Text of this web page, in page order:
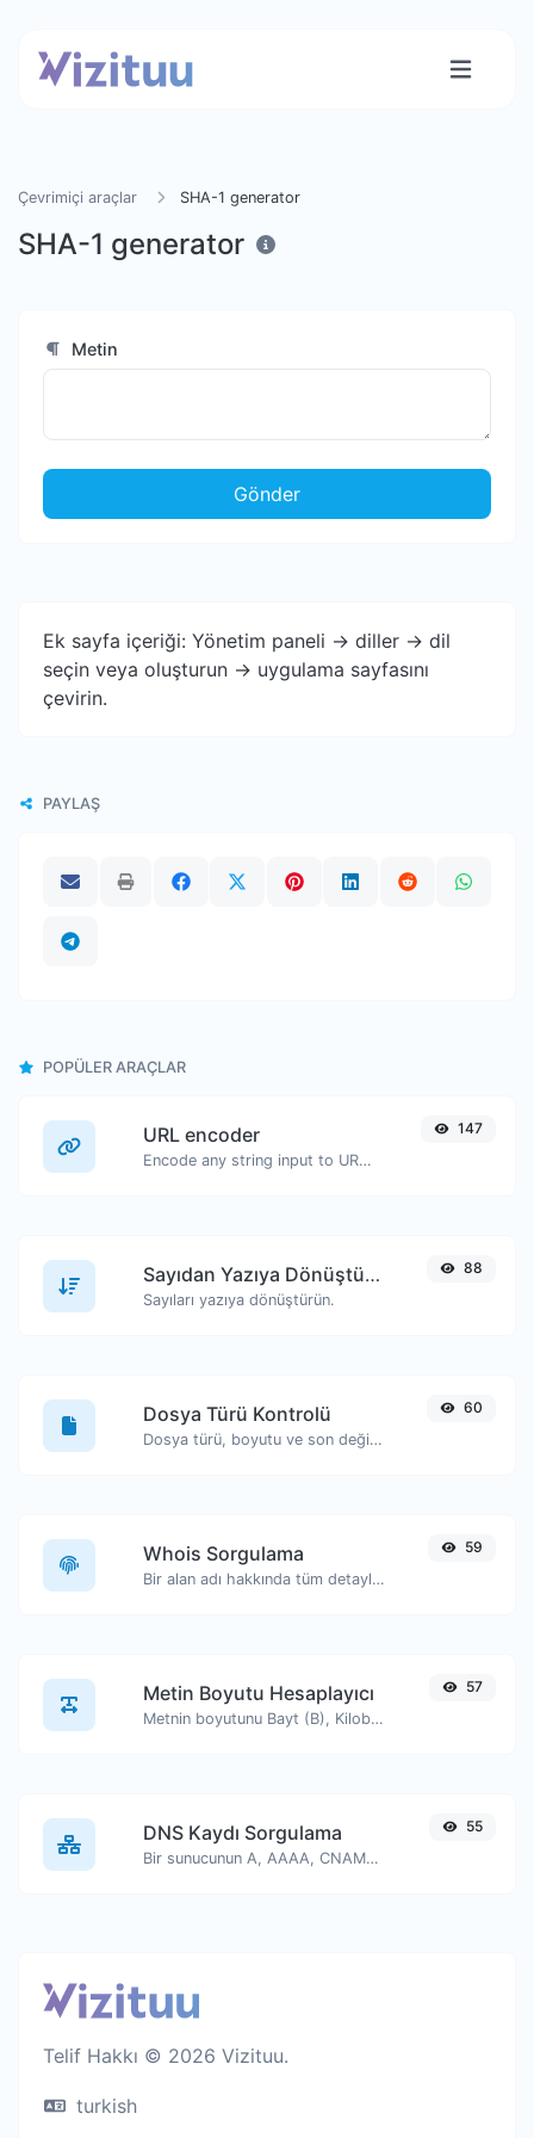
Çevrimiçi araçlar SHA-1 generator
SHA-1 generator
Metin
Gönder
Ek sayfa içeriği: Yönetim paneli -> diller -> dil
seçin veya oluşturun -> uygulama sayfasını
çevirin.
PAYLAŞ
POPÜLER ARAÇLAR
URL encoder
Encode any string input to URL format.
147
Sayıdan Yazıya Dönüştürücü
Sayıları yazıya dönüştürün.
88
Dosya Türü Kontrolü
Dosya türü, boyutu ve son değiştirilme tarihi gibi bilgileri görüntüleyin.
60
Whois Sorgulama
Bir alan adı hakkında tüm detayları edinin.
59
Metin Boyutu Hesaplayıcı
Metnin boyutunu Bayt (B), Kilobayt (KB) veya Megabayt (MB) cinsinden alın.
57
DNS Kaydı Sorgulama
Bir sunucunun A, AAAA, CNAME, MX, NS, TXT, SOA DNS kayıtlarını bulun.
55
Telif Hakkı © 2026 Vizituu.
turkish